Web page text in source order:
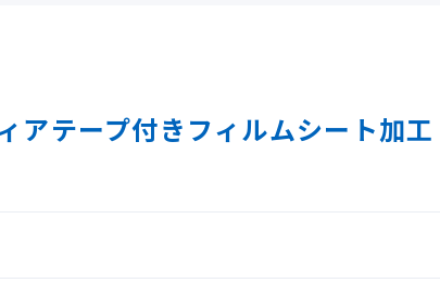
アテープ付きフィルムシート加